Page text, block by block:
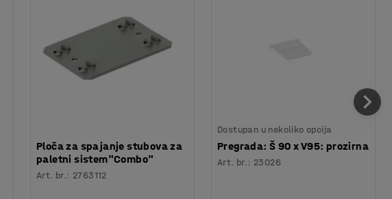
Ploča za spajanje stubova za
paletni sistem"Combo"
Art. br.: 2763112
Dostupan u nekoliko opcija
Pregrada: Š 90 x V95: prozirna
Art. br.: 23026